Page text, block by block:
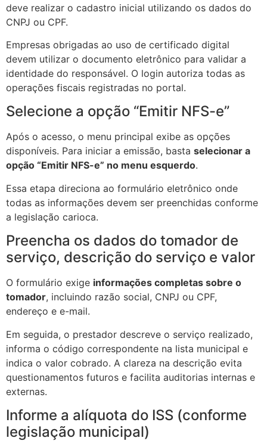
deve realizar o cadastro inicial utilizando os dados do
CNPJ ou CPF.
Empresas obrigadas ao uso de certificado digital
devem utilizar o documento eletrônico para validar a
identidade do responsável. O login autoriza todas as
operações fiscais registradas no portal.
Selecione a opção “Emitir NFS-e”
Após o acesso, o menu principal exibe as opções
disponíveis. Para iniciar a emissão, basta selecionar a
opção “Emitir NFS-e” no menu esquerdo.
Essa etapa direciona ao formulário eletrônico onde
todas as informações devem ser preenchidas conforme
a legislação carioca.
Preencha os dados do tomador de
serviço, descrição do serviço e valor
O formulário exige informações completas sobre o
tomador, incluindo razão social, CNPJ ou CPF,
endereço e e-mail.
Em seguida, o prestador descreve o serviço realizado,
informa o código correspondente na lista municipal e
indica o valor cobrado. A clareza na descrição evita
questionamentos futuros e facilita auditorias internas e
externas.
Informe a alíquota do ISS (conforme
legislação municipal)